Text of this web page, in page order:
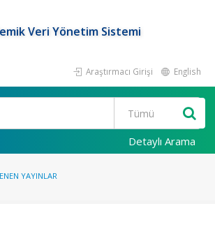
Veri Yönetim Sistemi
Araştırmacı Girişi English
Detaylı Arama
YAYINLAR